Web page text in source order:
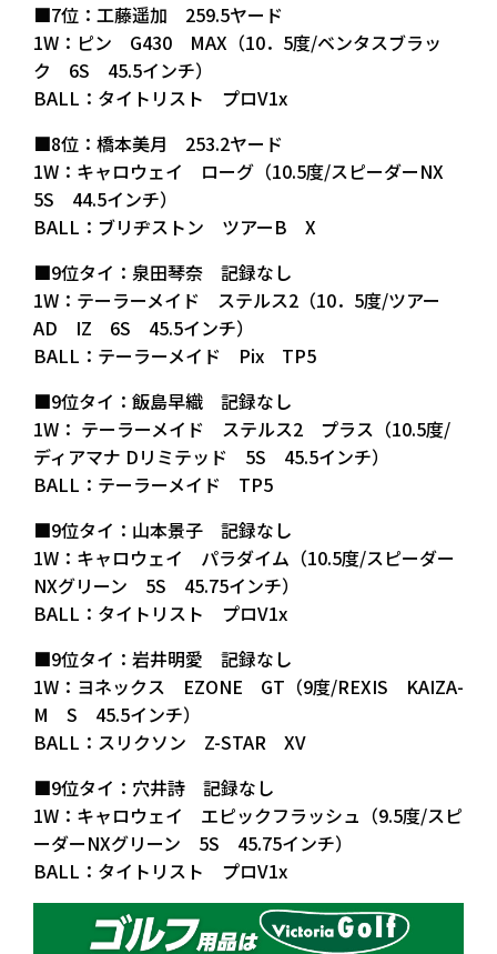
■7位：工藤遥加 259.5ヤード
1W：ピン G430 MAX（10．5度/ベンタスブラッ
ク 6S 45.5インチ）
BALL：タイトリスト プロV1x
■8位：橋本美月 253.2ヤード
1W：キャロウェイ ローグ（10.5度/スピーダーNX
5S 44.5インチ）
BALL：ブリヂストン ツアーB X
■9位タイ：泉田琴奈 記録なし
1W：テーラーメイド ステルス2（10．5度/ツアー
AD IZ 6S 45.5インチ）
BALL：テーラーメイド Pix TP5
■9位タイ：飯島早織 記録なし
1W： テーラーメイド ステルス2 プラス（10.5度/
ディアマナ Dリミテッド 5S 45.5インチ）
BALL：テーラーメイド TP5
■9位タイ：山本景子 記録なし
1W：キャロウェイ パラダイム（10.5度/スピーダー
NXグリーン 5S 45.75インチ）
BALL：タイトリスト プロV1x
■9位タイ：岩井明愛 記録なし
1W：ヨネックス EZONE GT（9度/REXIS KAIZA-
M S 45.5インチ）
BALL：スリクソン Z-STAR XV
■9位タイ：穴井詩 記録なし
1W：キャロウェイ エピックフラッシュ（9.5度/スピ
ーダーNXグリーン 5S 45.75インチ）
BALL：タイトリスト プロV1x